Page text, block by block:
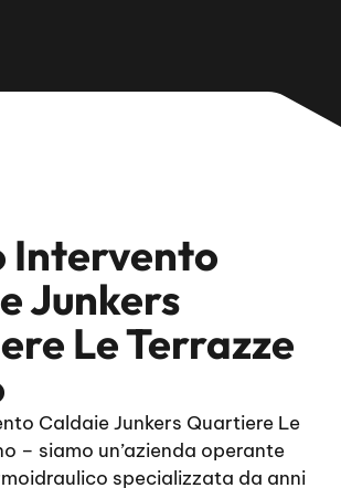
Intervento
Junkers
Le Terrazze
Caldaie Junkers Quartiere Le
– siamo un’azienda operante
specializzata da anni